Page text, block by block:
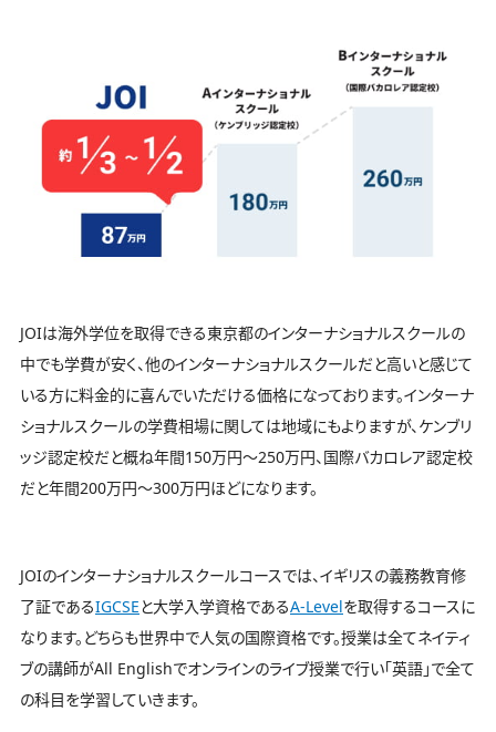
JOIは海外学位を取得できる東京都のインターナショナルスクールの
中でも学費が安く、他のインターナショナルスクールだと高いと感じて
いる方に料金的に喜んでいただける価格になっております。インターナ
ショナルスクールの学費相場に関しては地域にもよりますが、ケンブリ
ッジ認定校だと概ね年間150万円〜250万円、国際バカロレア認定校
だと年間200万円〜300万円ほどになります。
JOIのインターナショナルスクールコースでは、イギリスの義務教育修
了証であるIGCSE と大学入学資格であるA-Levelを取得するコースに
なります。どちらも世界中で人気の国際資格です。授業は全てネイティ
ブの講師がAll Englishでオンラインのライブ授業で行い「英語」で全て
の科目を学習していきます。